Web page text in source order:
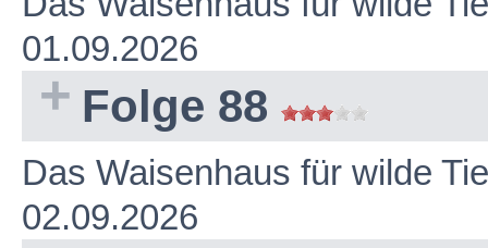
01.09.2026
Folge 88
Das Waisenhaus für wilde
02.09.2026